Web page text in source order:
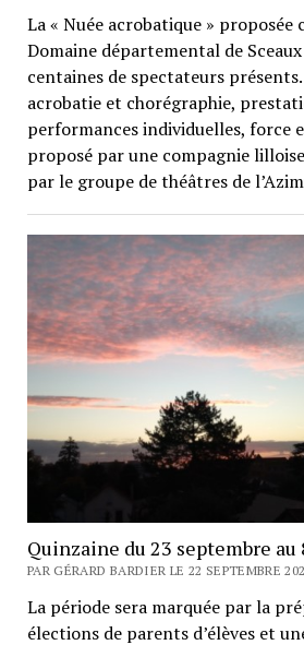
La « Nuée acrobatique » proposée
Domaine départemental de
centaines de spectateurs
acrobatie et chorégraphie,
performances individuelles, force
proposé par une compagnie
par le groupe de théâtres de
Quinzaine du 23 septembre au
PAR GÉRARD BARDIER LE 22 SEPTEMBRE
La période sera marquée par la
élections de parents d’élèves et